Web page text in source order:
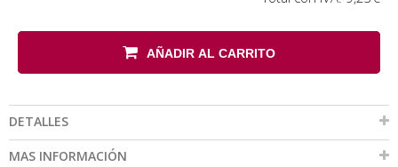
AÑADIR AL CARRITO
DETALLES
MAS INFORMACIÓN